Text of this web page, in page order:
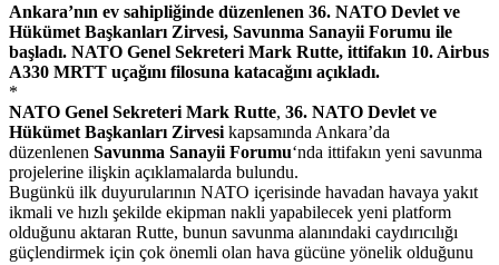
Ankara’nın ev sahipliğinde düzenlenen 36. NATO Devlet ve
Hükümet Başkanları Zirvesi, Savunma Sanayii Forumu ile
başladı. NATO Genel Sekreteri Mark Rutte, ittifakın 10. Airbus
A330 MRTT uçağını filosuna katacağını açıkladı.
*
NATO Genel Sekreteri Mark Rutte, 36. NATO Devlet ve
Hükümet Başkanları Zirvesi kapsamında Ankara’da
düzenlenen Savunma Sanayii Forumu‘nda ittifakın yeni savunma
projelerine ilişkin açıklamalarda bulundu.
Bugünkü ilk duyurularının NATO içerisinde havadan havaya yakıt
ikmali ve hızlı şekilde ekipman nakli yapabilecek yeni platform
olduğunu aktaran Rutte, bunun savunma alanındaki caydırıcılığı
güçlendirmek için çok önemli olan hava gücüne yönelik olduğunu